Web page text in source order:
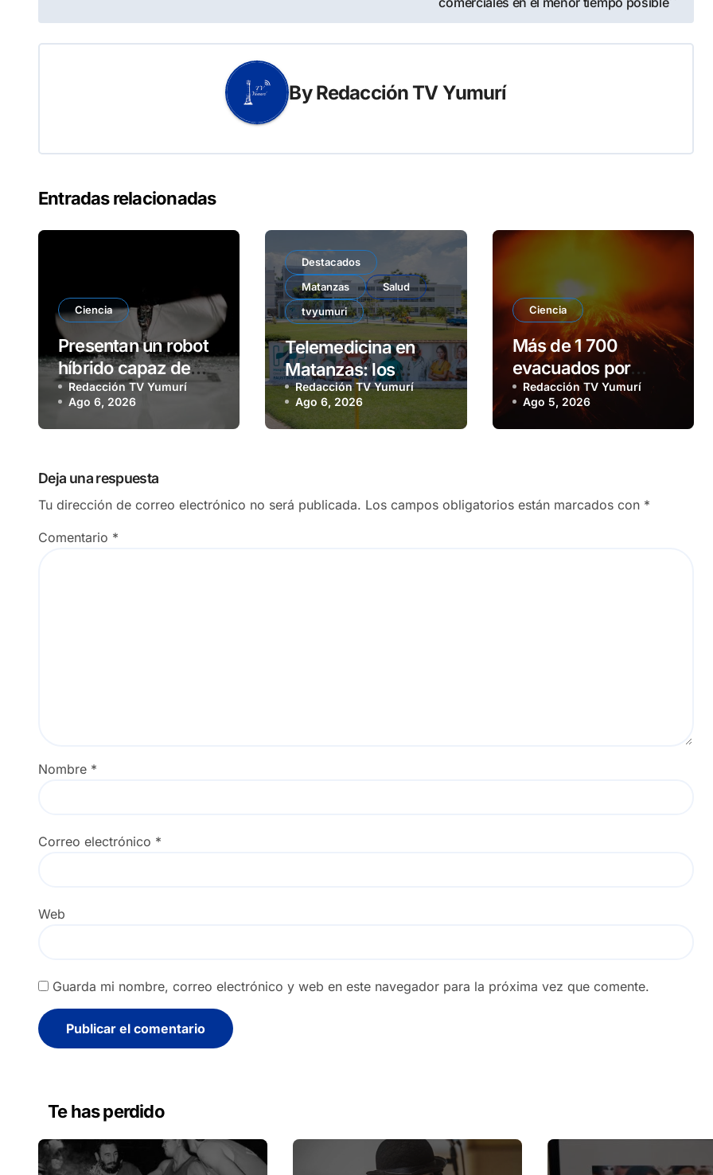
de
entradas
ByRedacción TV Yumurí
Entradas relacionadas
Ciencia
Presentan un robot
híbrido capaz de
volar y nadar
Redacción TV Yumurí
Ago 6, 2026
Destacados
Matanzas
Salud
tvyumuri
Telemedicina en
Matanzas: los
beneficios de una
osada apuesta
Redacción TV Yumurí
Ago 6, 2026
Ciencia
Más de 1 700
evacuados por
erupción del volcán
de Fuego
Redacción TV Yumurí
Ago 5, 2026
Deja una respuesta
Tu dirección de correo electrónico no será publicada. Los campos obligatorios están marcados con *
Comentario *
Nombre *
Correo electrónico *
Web
Guarda mi nombre, correo electrónico y web en este navegador para la próxima vez que comente.
Te has perdido